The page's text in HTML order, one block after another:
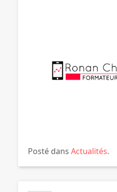
Posté dans Actualités.